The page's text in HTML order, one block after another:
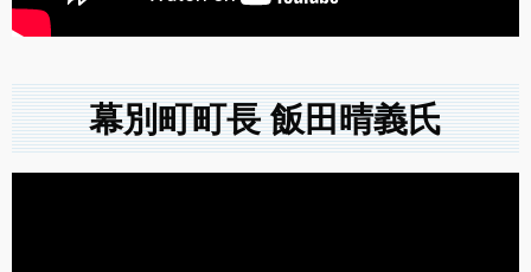
幕別町町長 飯田晴義氏